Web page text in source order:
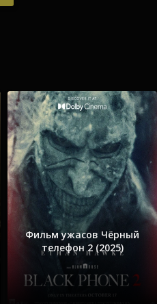
Фильм ужасов Чёрный
телефон 2 (2025)